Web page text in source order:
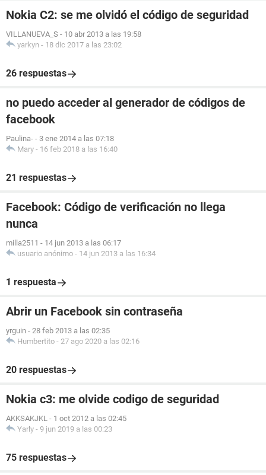
Nokia C2: se me olvidó el código de seguridad
VILLANUEVA_S - 10 abr 2013 a las 19:58
yarkyn - 18 dic 2017 a las 23:02
26 respuestas
no puedo acceder al generador de códigos de
facebook
Paulina- - 3 ene 2014 a las 07:18
Mary - 16 feb 2018 a las 16:40
21 respuestas
Facebook: Código de verificación no llega
nunca
milla2511 - 14 jun 2013 a las 06:17
usuario anónimo - 14 jun 2013 a las 16:34
1 respuesta
Abrir un Facebook sin contraseña
yrguin - 28 feb 2013 a las 02:35
Humbertito - 27 ago 2020 a las 02:16
20 respuestas
Nokia c3: me olvide codigo de seguridad
AKKSAKJKL - 1 oct 2012 a las 02:45
Yarly - 9 jun 2019 a las 00:23
75 respuestas